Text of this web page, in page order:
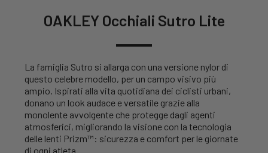
OAKLEY Occhiali Sutro Lite
La famiglia Sutro si allarga con una versione nylor di
questo celebre modello, per un campo visivo più
ampio. Ispirati alla vita quotidiana dei ciclisti urbani,
donano un look audace e versatile grazie alla
monolente avvolgente che protegge dagli agenti
atmosferici, migliorando la visione con la tecnologia
delle lenti Prizm™: sicurezza e comfort per le giornate
di ogni atleta.